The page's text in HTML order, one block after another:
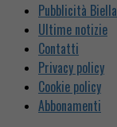
Pubblicità Biella
Ultime notizie
Contatti
Privacy policy
Cookie policy
Abbonamenti